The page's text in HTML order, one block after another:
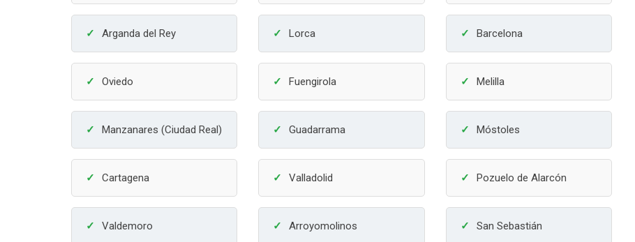
Arganda del Rey Lorca Barcelona
Oviedo Fuengirola Melilla
Manzanares (Ciudad Real) Guadarrama Móstoles
Cartagena Valladolid Pozuelo de Alarcón
Valdemoro Arroyomolinos San Sebastián